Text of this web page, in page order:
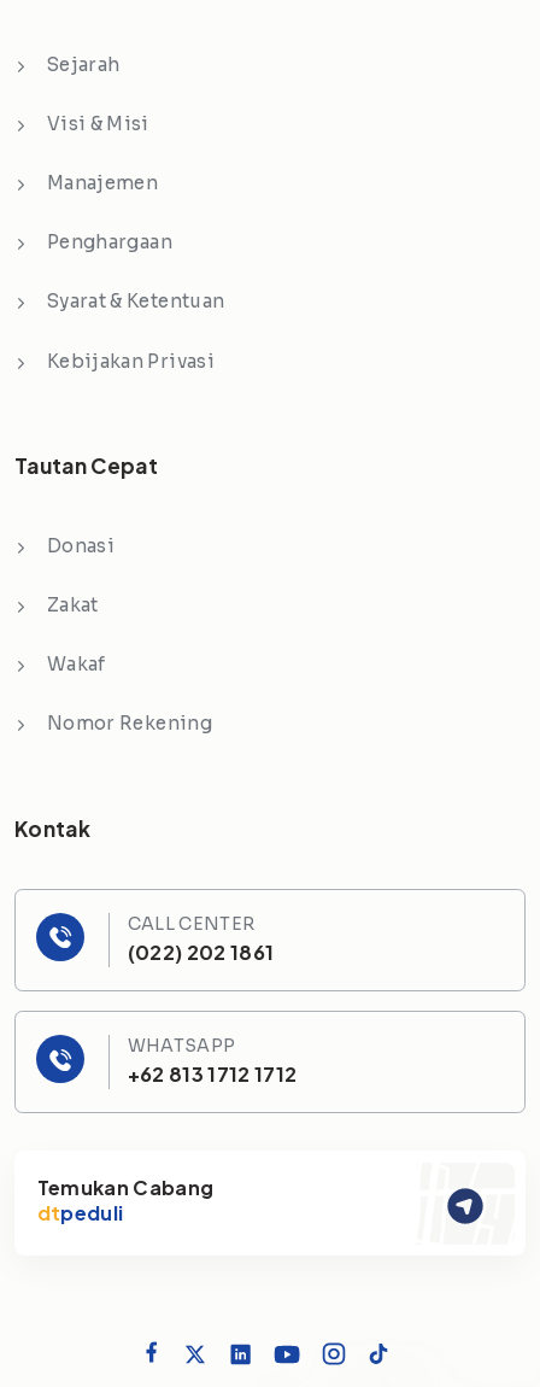
Sejarah
Visi & Misi
Manajemen
Penghargaan
Syarat & Ketentuan
Kebijakan Privasi
Tautan Cepat
Donasi
Zakat
Wakaf
Nomor Rekening
Kontak
CALL CENTER
(022) 202 1861
WHATSAPP
+62 813 1712 1712
Temukan Cabang
dtpeduli